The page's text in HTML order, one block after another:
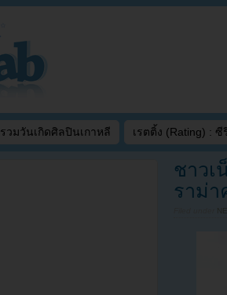
รวมวันเกิดศิลปินเกาหลี เรตติ้ง (Rating) : ซี
ชาวเ
ราม่